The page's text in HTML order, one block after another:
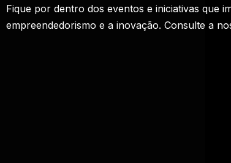
Fique por dentro dos eventos e iniciativas que
empreendedorismo e a inovação. Consulte a